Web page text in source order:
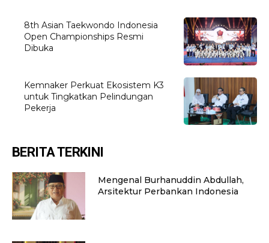
8th Asian Taekwondo Indonesia
Open Championships Resmi
Dibuka
Kemnaker Perkuat Ekosistem K3
untuk Tingkatkan Pelindungan
Pekerja
BERITA TERKINI
Mengenal Burhanuddin Abdullah,
Arsitektur Perbankan Indonesia